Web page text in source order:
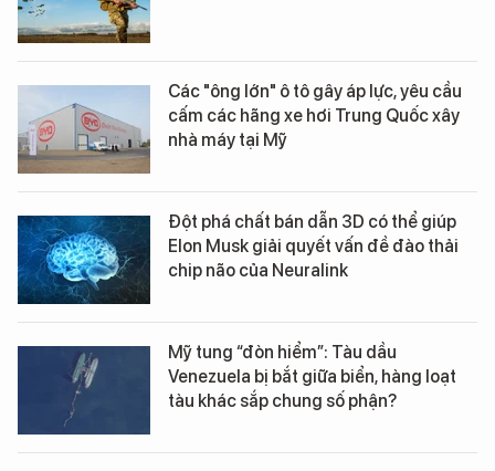
Các "ông lớn" ô tô gây áp lực, yêu cầu
cấm các hãng xe hơi Trung Quốc xây
nhà máy tại Mỹ
Đột phá chất bán dẫn 3D có thể giúp
Elon Musk giải quyết vấn đề đào thải
chip não của Neuralink
Mỹ tung “đòn hiểm”: Tàu dầu
Venezuela bị bắt giữa biển, hàng loạt
tàu khác sắp chung số phận?